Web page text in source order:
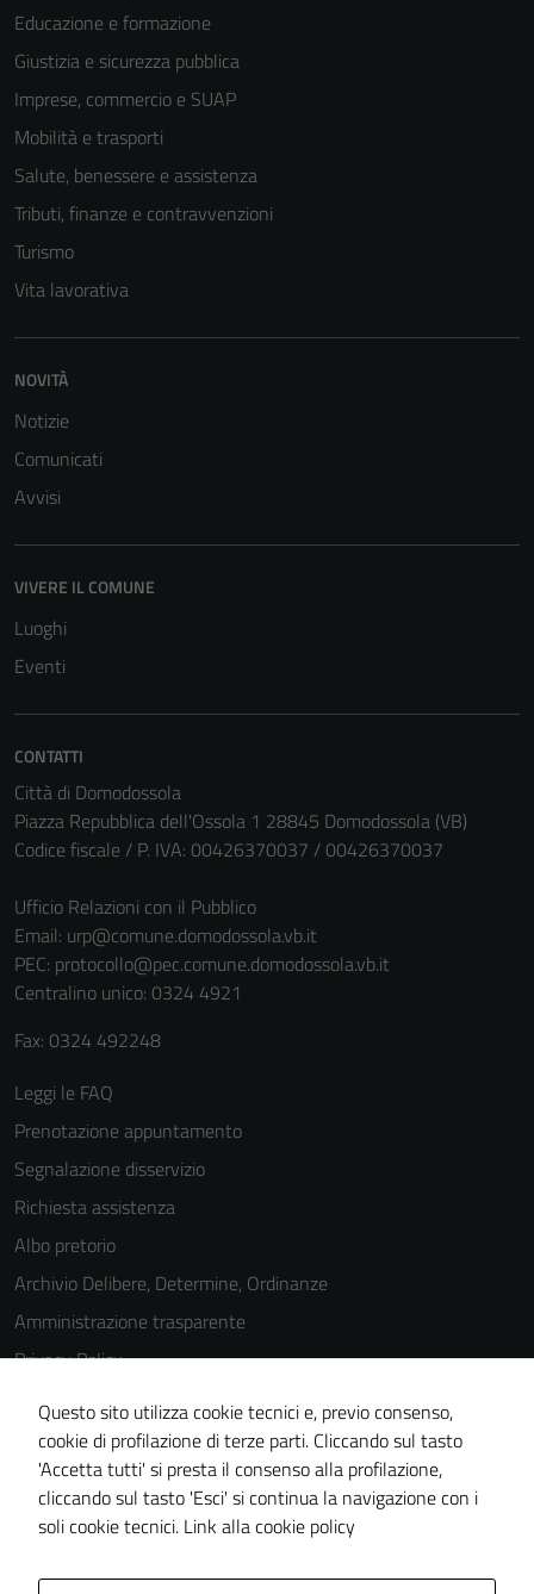
Educazione e formazione
Giustizia e sicurezza pubblica
Imprese, commercio e SUAP
Mobilità e trasporti
Salute, benessere e assistenza
Tributi, finanze e contravvenzioni
Turismo
Vita lavorativa
NOVITÀ
Notizie
Comunicati
Avvisi
VIVERE IL COMUNE
Luoghi
Eventi
CONTATTI
Città di Domodossola
Piazza Repubblica dell'Ossola 1 28845 Domodossola (VB)
Codice fiscale / P. IVA: 00426370037 / 00426370037
Ufficio Relazioni con il Pubblico
Email: urp@comune.domodossola.vb.it
PEC: protocollo@pec.comune.domodossola.vb.it
Centralino unico: 0324 4921
Fax: 0324 492248
Leggi le FAQ
Prenotazione appuntamento
Segnalazione disservizio
Richiesta assistenza
Albo pretorio
Archivio Delibere, Determine, Ordinanze
Amministrazione trasparente
Privacy Policy
Cookie Policy
Note legali
Dichiarazione di accessibilità
Piano di miglioramento del sito
Questo sito utilizza cookie tecnici e, previo consenso,
cookie di profilazione di terze parti. Cliccando sul tasto
'Accetta tutti' si presta il consenso alla profilazione,
cliccando sul tasto 'Esci' si continua la navigazione con i
soli cookie tecnici. Link alla cookie policy